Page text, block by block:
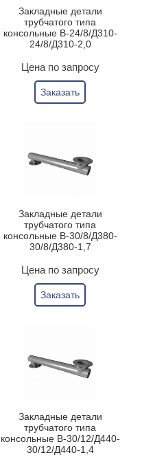
Закладные детали
трубчатого типа
консольные В-24/8/Д310-
24/8/Д310-2,0
Цена по запросу
Заказать
Закладные детали
трубчатого типа
консольные В-30/8/Д380-
30/8/Д380-1,7
Цена по запросу
Заказать
Закладные детали
трубчатого типа
консольные В-30/12/Д440-
30/12/Д440-1,4